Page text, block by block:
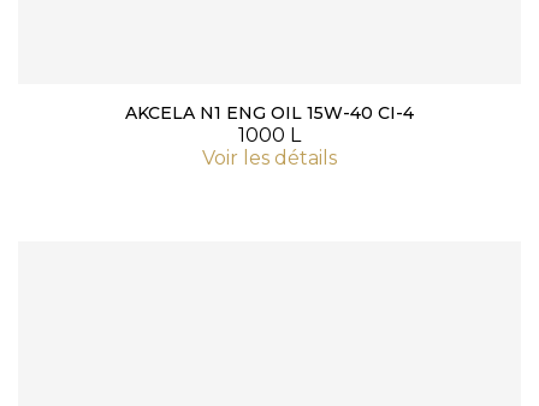
AKCELA N1 ENG OIL 15W-40 CI-4
1000 L
Voir les détails